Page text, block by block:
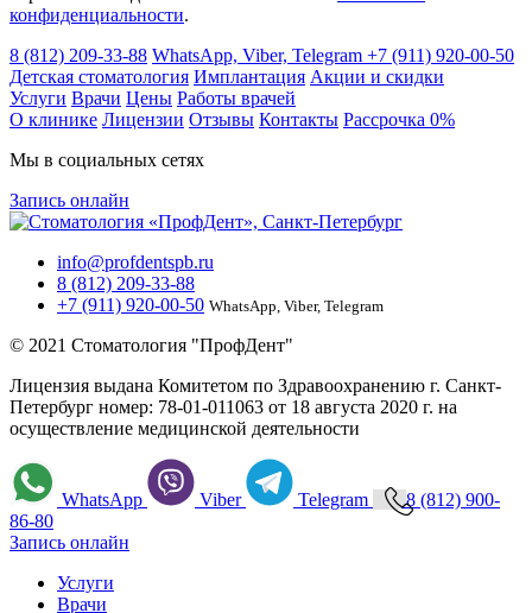
конфиденциальности.
8 (812) 209-33-88 WhatsApp, Viber, Telegram +7 (911) 920-00-50
Детская стоматология Имплантация Акции и скидки
Услуги Врачи Цены Работы врачей
О клинике Лицензии Отзывы Контакты Расcрочка 0%
Мы в социальных сетях
Запись онлайн
info@profdentspb.ru
8 (812) 209-33-88
+7 (911) 920-00-50 WhatsApp, Viber, Telegram
© 2021 Стоматология "ПрофДент"
Лицензия выдана Комитетом по Здравоохранению г. Санкт-
Петербург номер: 78-01-011063 от 18 августа 2020 г. на
осуществление медицинской деятельности
WhatsApp Viber Telegram
8 (812) 900-
86-80
Запись онлайн
Услуги
Врачи